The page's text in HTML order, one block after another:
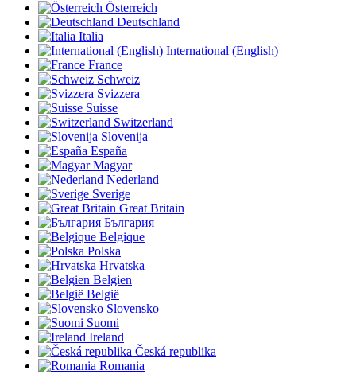
Österreich
Deutschland
Italia
International (English)
France
Schweiz
Svizzera
Suisse
Switzerland
Slovenija
España
Magyar
Nederland
Sverige
Great Britain
България
Belgique
Polska
Hrvatska
Belgien
België
Slovensko
Suomi
Ireland
Česká republika
Romania